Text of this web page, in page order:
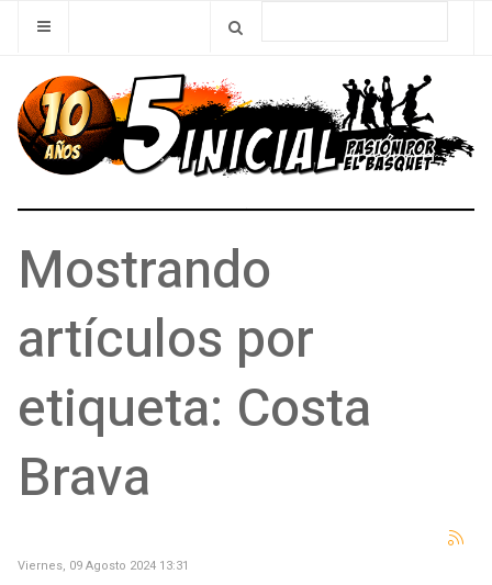
Mostrando
artículos por
etiqueta: Costa
Brava
Viernes, 09 Agosto 2024 13:31